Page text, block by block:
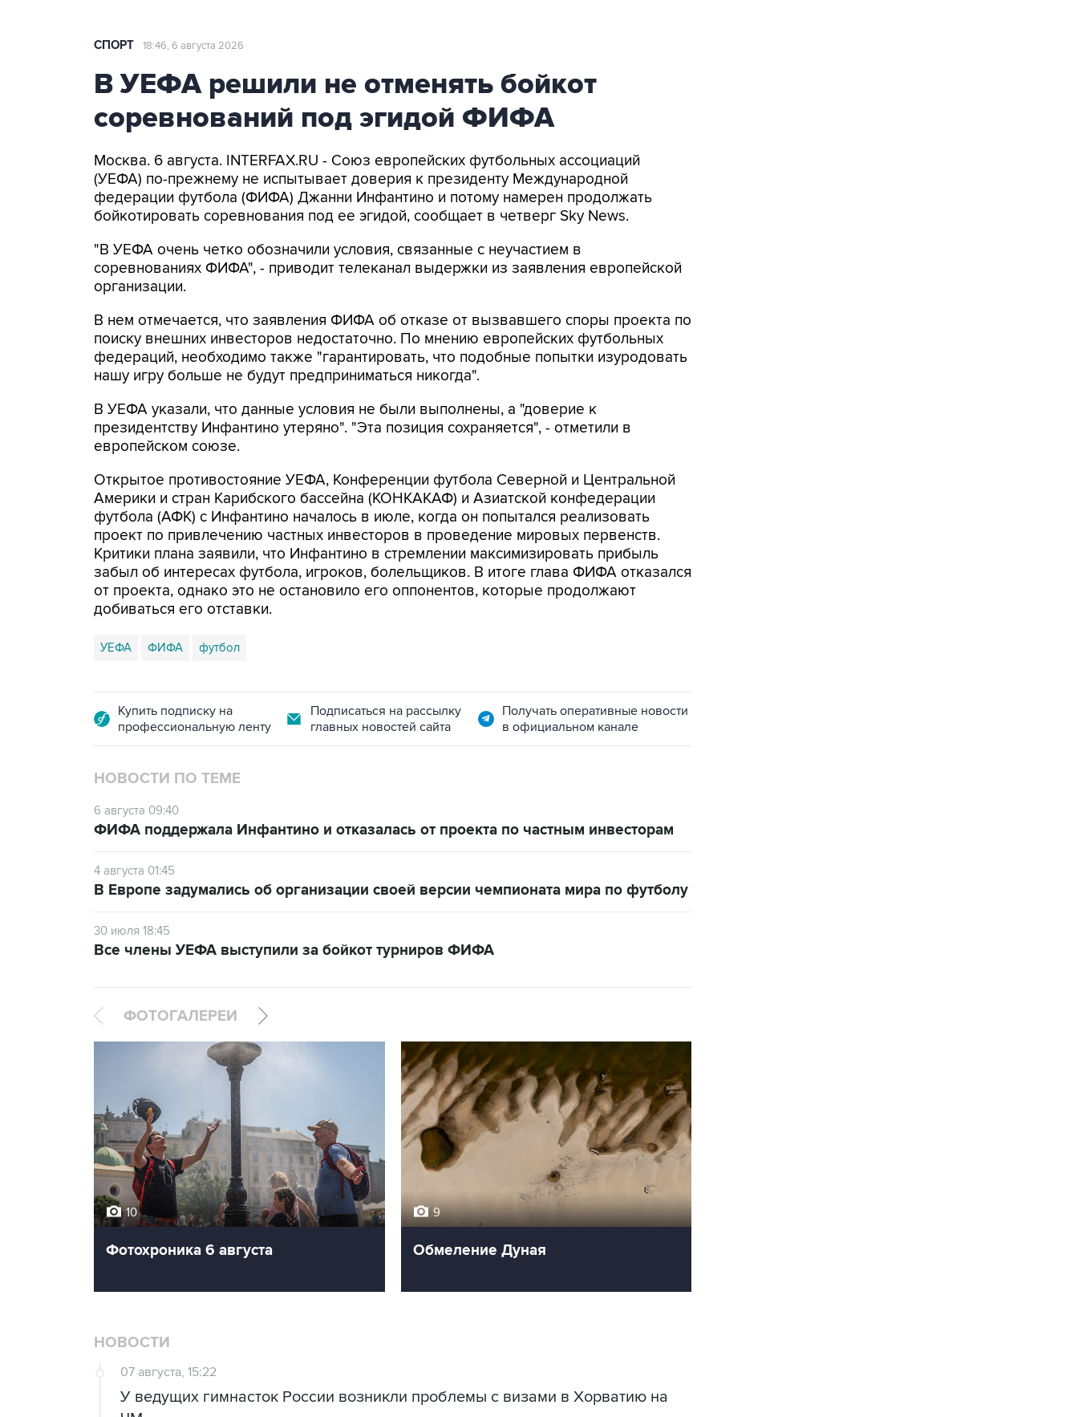
СПОРТ 18:46, 6 августа 2026
В УЕФА решили не отменять бойкот
соревнований под эгидой ФИФА
Москва. 6 августа. INTERFAX.RU - Союз европейских футбольных ассоциаций
(УЕФА) по-прежнему не испытывает доверия к президенту Международной
федерации футбола (ФИФА) Джанни Инфантино и потому намерен продолжать
бойкотировать соревнования под ее эгидой, сообщает в четверг Sky News.
"В УЕФА очень четко обозначили условия, связанные с неучастием в
соревнованиях ФИФА", - приводит телеканал выдержки из заявления европейской
организации.
В нем отмечается, что заявления ФИФА об отказе от вызвавшего споры проекта по
поиску внешних инвесторов недостаточно. По мнению европейских футбольных
федераций, необходимо также "гарантировать, что подобные попытки изуродовать
нашу игру больше не будут предприниматься никогда".
В УЕФА указали, что данные условия не были выполнены, а "доверие к
президентству Инфантино утеряно". "Эта позиция сохраняется", - отметили в
европейском союзе.
Открытое противостояние УЕФА, Конференции футбола Северной и Центральной
Америки и стран Карибского бассейна (КОНКАКАФ) и Азиатской конфедерации
футбола (АФК) с Инфантино началось в июле, когда он попытался реализовать
проект по привлечению частных инвесторов в проведение мировых первенств.
Критики плана заявили, что Инфантино в стремлении максимизировать прибыль
забыл об интересах футбола, игроков, болельщиков. В итоге глава ФИФА отказался
от проекта, однако это не остановило его оппонентов, которые продолжают
добиваться его отставки.
УЕФА ФИФА футбол
Купить подписку на
профессиональную ленту
Подписаться на рассылку
главных новостей сайта
Получать оперативные новости
в официальном канале
НОВОСТИ ПО ТЕМЕ
6 августа 09:40
ФИФА поддержала Инфантино и отказалась от проекта по частным инвесторам
4 августа 01:45
В Европе задумались об организации своей версии чемпионата мира по футболу
30 июля 18:45
Все члены УЕФА выступили за бойкот турниров ФИФА
ФОТОГАЛЕРЕИ
10
Фотохроника 6 августа
9
Обмеление Дуная
НОВОСТИ
07 августа, 15:22
У ведущих гимнасток России возникли проблемы с визами в Хорватию на